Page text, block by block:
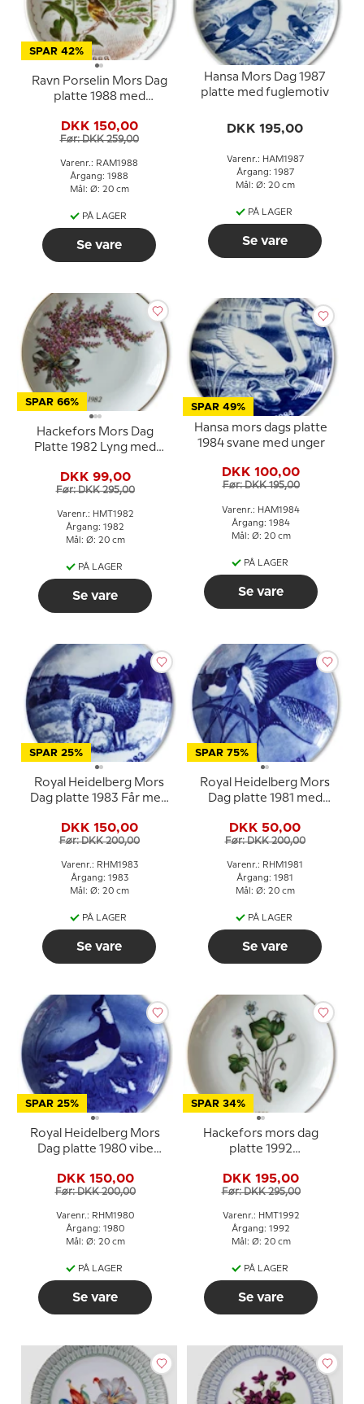
SPAR 42%
Ravn Porselin Mors Dag
platte 1988 med
DKK 150,00
Før: DKK 259,00
Varenr.: RAM1988
Årgang: 1988
Mål: Ø: 20 cm
PÅ LAGER
Se vare
Hansa Mors Dag 1987
platte med fuglemotiv
DKK 195,00
Varenr.: HAM1987
Årgang: 1987
Mål: Ø: 20 cm
PÅ LAGER
Se vare
SPAR 66%
Hackefors Mors Dag
Platte 1982 Lyng med
DKK 99,00
Før: DKK 295,00
Varenr.: HMT1982
Årgang: 1982
Mål: Ø: 20 cm
PÅ LAGER
Se vare
SPAR 49%
Hansa mors dags platte
1984 svane med unger
DKK 100,00
Før: DKK 195,00
Varenr.: HAM1984
Årgang: 1984
Mål: Ø: 20 cm
PÅ LAGER
Se vare
SPAR 25%
Royal Heidelberg Mors
Dag platte 1983 Får med
DKK 150,00
Før: DKK 200,00
Varenr.: RHM1983
Årgang: 1983
Mål: Ø: 20 cm
PÅ LAGER
Se vare
SPAR 75%
Royal Heidelberg Mors
Dag platte 1981 med
DKK 50,00
Før: DKK 200,00
Varenr.: RHM1981
Årgang: 1981
Mål: Ø: 20 cm
PÅ LAGER
Se vare
SPAR 25%
Royal Heidelberg Mors
Dag platte 1980 vibe
DKK 150,00
Før: DKK 200,00
Varenr.: RHM1980
Årgang: 1980
Mål: Ø: 20 cm
PÅ LAGER
Se vare
SPAR 34%
Hackefors mors dag
platte 1992
guldkant
DKK 195,00
Før: DKK 295,00
Varenr.: HMT1992
Årgang: 1992
Mål: Ø: 20 cm
PÅ LAGER
Se vare